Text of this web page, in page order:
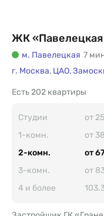
ЖК «Павелецкая
м. Павелецкая 7
г. Москва, ЦАО,
202 квартиры
Есть
Студии от
1-комн.
от
2-комн.
от
3-комн.
от
4 и более